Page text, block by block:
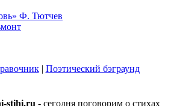
Ф. Тютчев
| Поэтический бэграунд
stihi.ru - сегодня поговорим о стихах